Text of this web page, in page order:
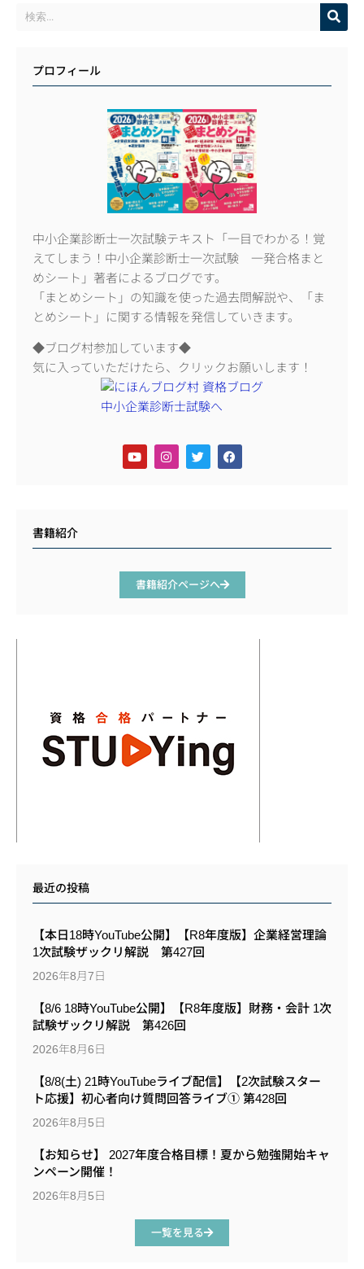
プロフィール
中小企業診断士一次試験テキスト「一目でわかる！覚
えてしまう！中小企業診断士一次試験 一発合格まと
めシート」著者によるブログです。
「まとめシート」の知識を使った過去問解説や、「ま
とめシート」に関する情報を発信していきます。
◆ブログ村参加しています◆
気に入っていただけたら、クリックお願いします！
書籍紹介
書籍紹介ページへ
最近の投稿
【本日18時YouTube公開】【R8年度版】企業経営理論
1次試験ザックリ解説 第427回
2026年8月7日
【8/6 18時YouTube公開】【R8年度版】財務・会計 1次
試験ザックリ解説 第426回
2026年8月6日
【8/8(土) 21時YouTubeライブ配信】【2次試験スター
ト応援】初心者向け質問回答ライブ① 第428回
2026年8月5日
【お知らせ】 2027年度合格目標！夏から勉強開始キャ
ンペーン開催！
2026年8月5日
一覧を見る